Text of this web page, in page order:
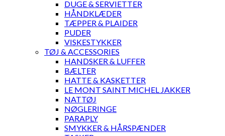
DUGE & SERVIETTER
HÅNDKLÆDER
TÆPPER & PLAIDER
PUDER
VISKESTYKKER
TØJ & ACCESSORIES
HANDSKER & LUFFER
BÆLTER
HATTE & KASKETTER
LE MONT SAINT MICHEL JAKKER
NATTØJ
NØGLERINGE
PARAPLY
SMYKKER & HÅRSPÆNDER